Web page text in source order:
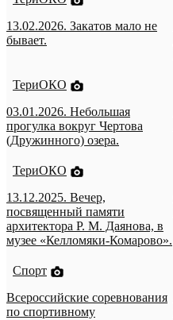
13.02.2026. Закатов мало не
бывает.
ТериОКО
03.01.2026. Небольшая
прогулка вокруг Чертова
(Дружинного) озера.
ТериОКО
13.12.2025. Вечер,
посвященный памяти
архитектора Р. М. Даянова, в
музее «Келломяки-Комарово».
Спорт
Всероссийские соревнования
по спортивному